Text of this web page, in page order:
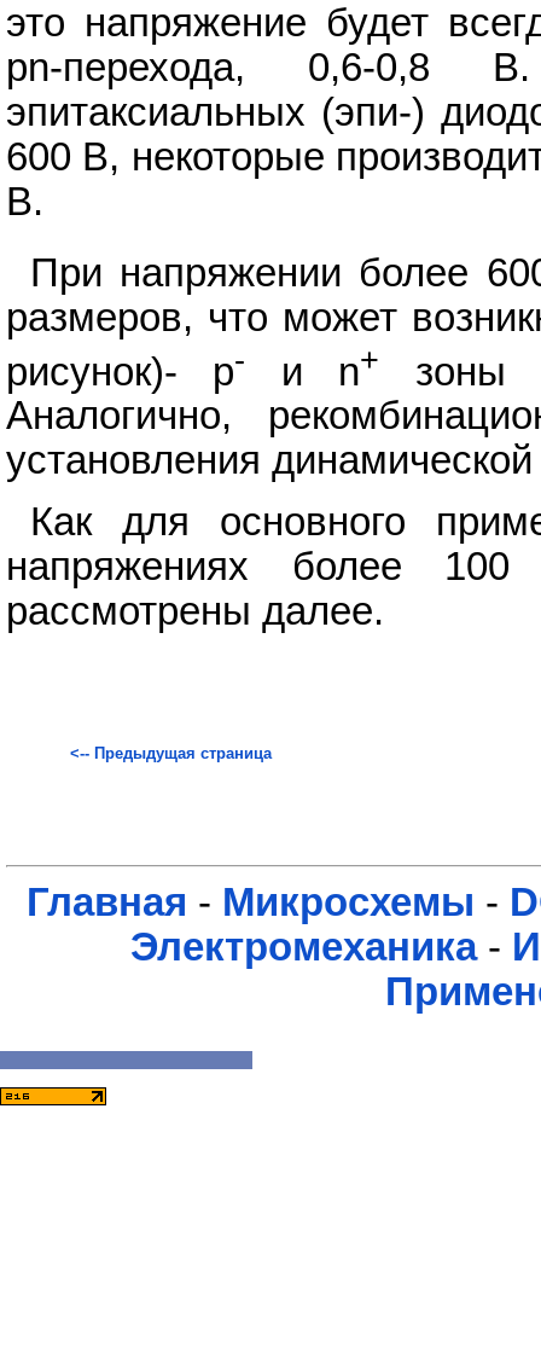
это напряжение будет
pn-перехода, 0,6-0,8
эпитаксиальных (эпи-)
600 В, некоторые
В.
При напряжении более
размеров, что может
рисунок)- р- и n+
зоны
Аналогично,
установления динамической
Как для основного
напряжениях более
рассмотрены далее.
<-- Предыдущая страница
Главная - Микросхемы -
Электромеханика-